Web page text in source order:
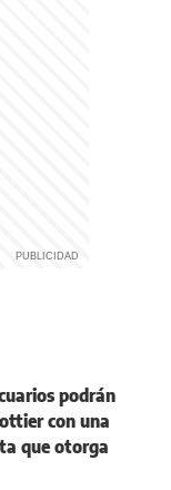
podrán
con una
que otorga